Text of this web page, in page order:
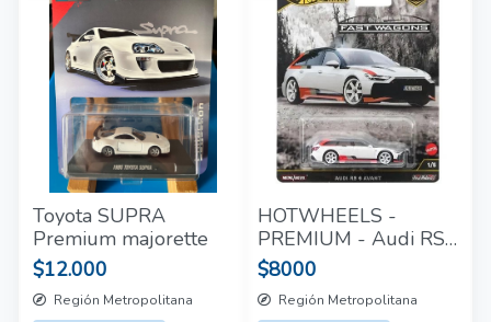
Toyota SUPRA
Premium majorette
$12.000
Región Metropolitana
HOTWHEELS -
PREMIUM - Audi RS6
AVANT
$8000
Región Metropolitana